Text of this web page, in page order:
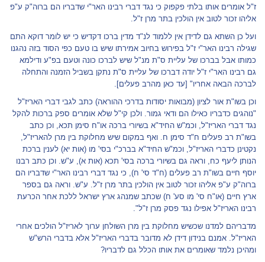
ז"ל אומרים אותו בלתי פקפוק כי נגד דברי רבינו האר"י שדבריו הם ברוה"ק ע"פ
אליהו זכור לטוב אין הולכין בתר מרן ז"ל.
ועל כן השתא גם לדידן אין ללמוד לנ"ד מדין ברכו דקדיש כי יש לומר דוקא התם
שגילה רבינו האר"י ז"ל בפירוש בחיוב אמירתו שיש בו טעם כפי הסוד בזה נהגנו
כמותו אבל בברכו של עליית ס"ת מנ"ל שיש לברכו כונה וטעם בפ"ע ודילמא
גם רבינו האר"י ז"ל יודה דברכו של עליית ס"ת נתקן בשביל הזמנה והתחלה
לברכה הבאה אחריו" [עד כאן מהרב פעלים].
וכן בשו"ת אור לציון (מבואות יסודות בדרכי ההוראה) כתב לגבי דברי האריז"ל
"נוהגים כדבריו כאילו הם ודאי גמור. ולכן קי"ל שלא אומרים ספק ברכות להקל
נגד דברי האריז"ל, וכמ"ש החיד"א בשיורי ברכה או"ח סימן תכא, וכן כתב
בשו"ת רב פעלים ח"ד סימן ח. ואף במקום שיש מחלוקת בין מרן להאריז"ל,
נקטינן כדברי האריז"ל, וכמ"ש החיד"א בברכ"י בסי' מו (אות יא) לענין ברכת
הנותן ליעף כח, וראה גם בשיורי ברכה בסי' תכא (אות א), ע"ש. וכן כתב רבנו
יוסף חיים בשו"ת רב פעלים (ח"ד סי' ח), כי נגד דברי רבינו האר"י שדבריו הם
ברוה"ק ע"פ אליהו זכור לטוב אין הולכין בתר מרן ז"ל. ע"ש. וראה גם בספר
ארץ חיים (או"ח סי' מו סע' ח) שכתב שמנהג ארץ ישראל ללכת אחר הכרעת
רבינו האריז"ל אפילו נגד פסק מרן ז"ל".
מדבריהם למדנו שכשיש מחלוקת בין מרן השולחן ערוך לאריז"ל הולכים אחרי
האריז"ל. אמנם בנידון דידן לא מדובר בדברי האריז"ל אלא בדברי הרש"ש
ומהיכן נלמד שאומרים את אותו הכלל גם לדבריו?